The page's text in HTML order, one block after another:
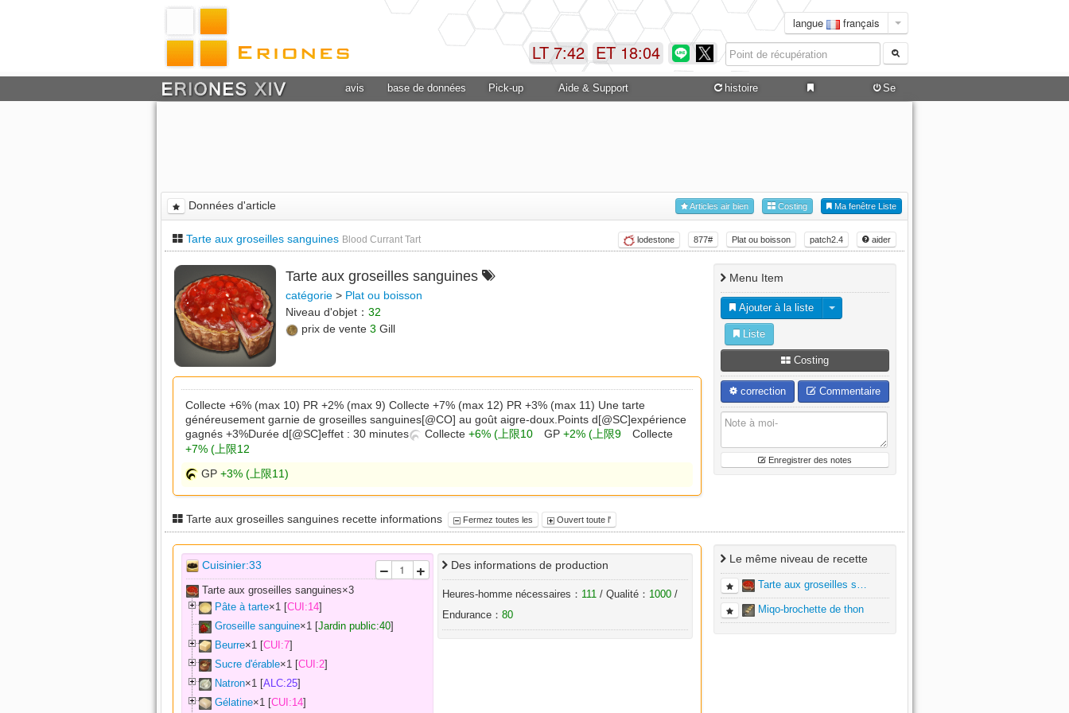
langue français
ET 18:04
LT 7:42
avis base de données Pick-up Aide & Support histoire Se
Données d'article Ma fenêtre Liste
Costing
Articles air bien
Tarte aux groseilles sanguines Blood Currant Tart aider
patch2.4
Plat ou boisson
877#
lodestone
Tarte aux groseilles sanguines
catégorie > Plat ou boisson
Niveau d'objet： 32
prix de vente 3 Gill
Collecte +6% (max 10) PR +2% (max 9) Collecte +7% (max 12) PR +3% (max 11) Une tarte
généreusement garnie de groseilles sanguines[@CO] au goût aigre-doux.Points d[@SC]expérience
gagnés +3%Durée d[@SC]effet : 30 minutes
Collecte +6% (上限10 GP +2% (上限9 Collecte
+7% (上限12
GP +3% (上限11)
Menu Item
Ajouter à la liste
Liste
Costing
correction Commentaire
Enregistrer des notes
Tarte aux groseilles sanguines recette informations Fermez toutes les Ouvert toute l'
Cuisinier:33
Tarte aux groseilles sanguines×3
Pâte à tarte×1 [CUI:14]
Groseille sanguine×1 [Jardin public:40]
Beurre×1 [CUI:7]
Sucre d'érable×1 [CUI:2]
Natron×1 [ALC:25]
Gélatine×1 [CUI:14]
Des informations de production
Heures-homme nécessaires： 111/ Qualité： 1000/
Endurance： 80
Le même niveau de recette
Tarte aux groseilles s…
Miqo-brochette de thon